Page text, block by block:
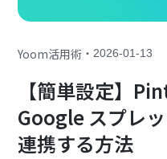
Yoom活用術 ・2026-01-13
【簡単設定】
Google スプレ
連携する方法